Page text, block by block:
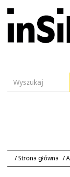
Wyszukiwarka
Strona główna